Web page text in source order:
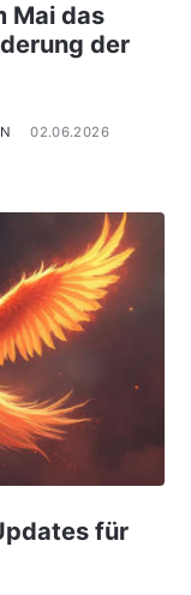
Mai das
der
02.06.2026
für